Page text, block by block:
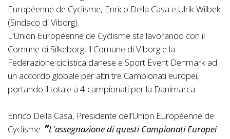
Européenne de Cyclisme, Enrico Della Casa e Ulrik Wilbek
(Sindaco di Viborg).
L'Union Européenne de Cyclisme sta lavorando con il
Comune di Silkeborg, il Comune di Viborg e la
Federazione ciclistica danese e Sport Event Denmark ad
un accordo globale per altri tre Campionati europei,
portando il totale a 4 campionati per la Danimarca.
Enrico Della Casa, Presidente dell’Union Européenne de
Cyclisme:
L'assegnazione di questi Campionati Europei